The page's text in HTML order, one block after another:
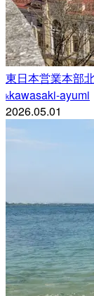
東日本営業本部
kkawasaki-ayumi
2026.05.01